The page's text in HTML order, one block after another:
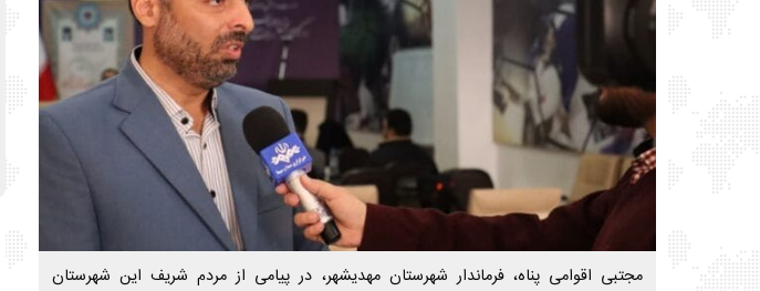
مجتبی اقوامی پناه، فرماندار شهرستان مهدیشهر، در پیامی از مردم شریف این شهرستان